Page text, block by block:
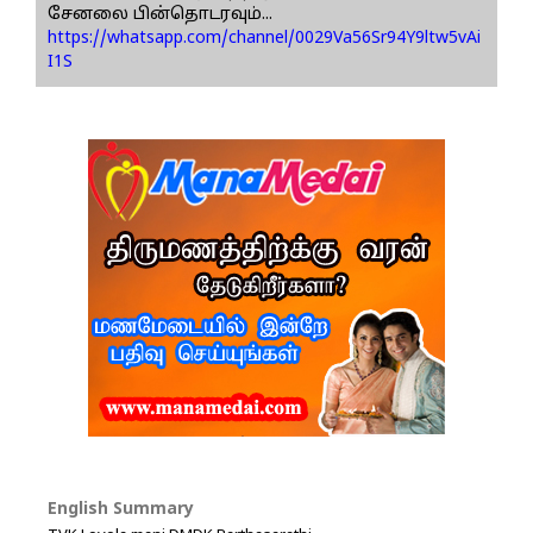
சேனலை பின்தொடரவும்...
https://whatsapp.com/channel/0029Va56Sr94Y9ltw5vAi
I1S
English Summary